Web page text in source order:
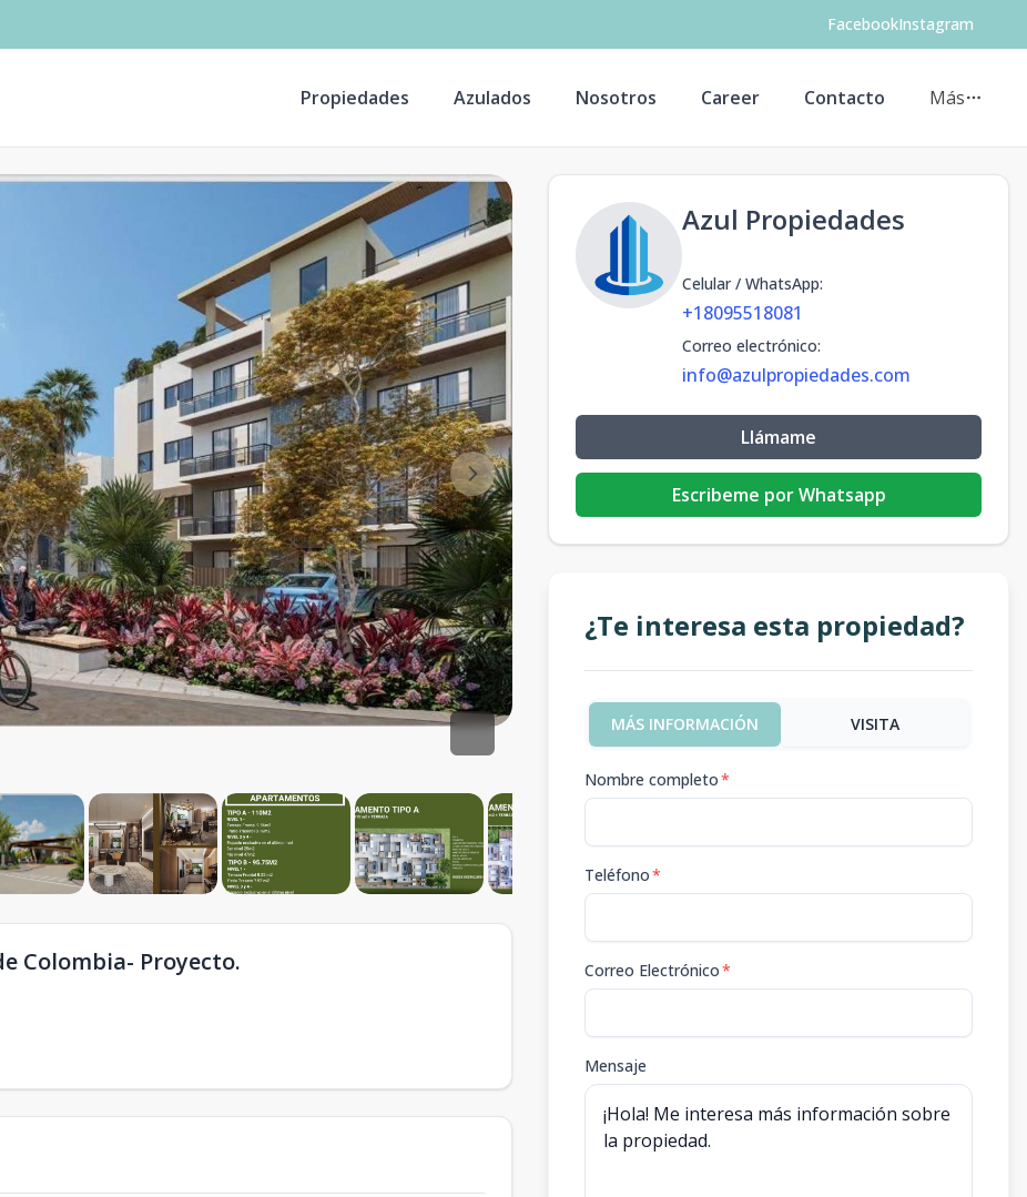
FacebookInstagram
Propiedades Azulados Nosotros Career Contacto Más
Colombia- Proyecto.
Azul Propiedades
Celular / WhatsApp:
+18095518081
Correo electrónico:
info@azulpropiedades.com
Llámame
Escribeme por Whatsapp
¿Te interesa esta propiedad?
MÁS INFORMACIÓN VISITA
Nombre completo*
Teléfono*
Correo Electrónico*
Mensaje